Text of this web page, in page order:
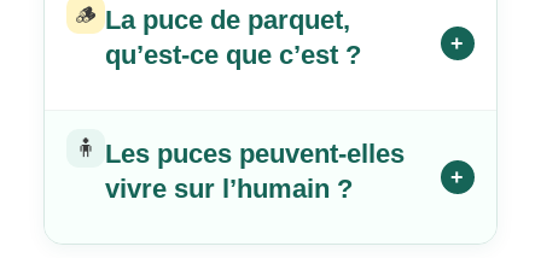
🪵 La puce de parquet,
qu’est-ce que c’est ?
+
🧍 Les puces peuvent-elles
vivre sur l’humain ?
+